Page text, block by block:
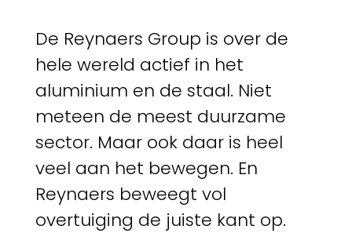
De Reynaers Group is over de
hele wereld actief in het
aluminium en de staal. Niet
meteen de meest duurzame
sector. Maar ook daar is heel
veel aan het bewegen. En
Reynaers beweegt vol
overtuiging de juiste kant op.